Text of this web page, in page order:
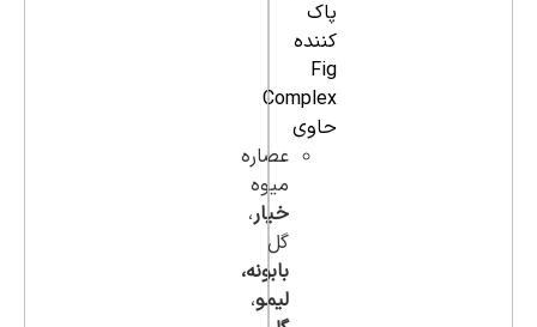
پاک
کننده
Fig
Complex
حاوی
عصاره
میوه
خیار،
گل
بابونه،
لیمو،